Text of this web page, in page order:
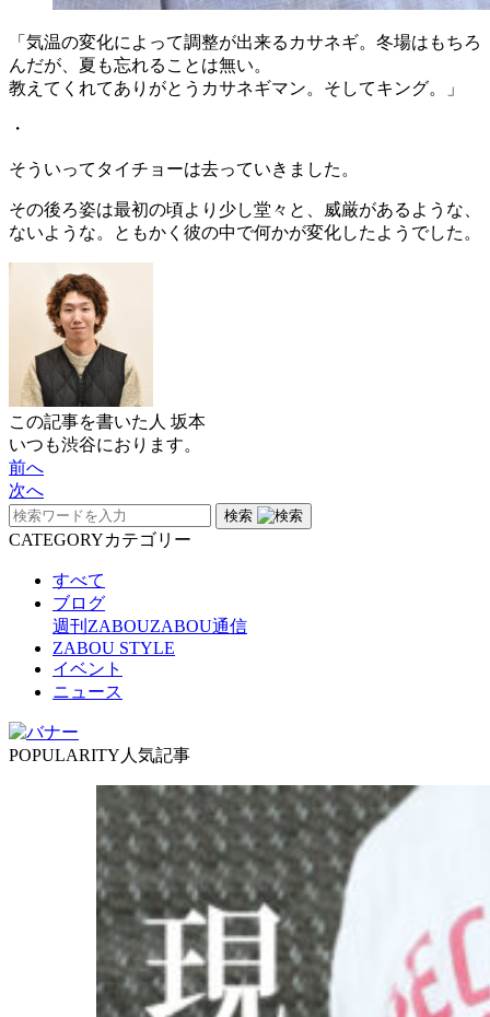
「気温の変化によって調整が出来るカサネギ。冬場はもちろ
んだが、夏も忘れることは無い。
教えてくれてありがとうカサネギマン。そしてキング。」
・
そういってタイチョーは去っていきました。
その後ろ姿は最初の頃より少し堂々と、威厳があるような、
ないような。ともかく彼の中で何かが変化したようでした。
この記事を書いた人 坂本
いつも渋谷におります。
前へ
次へ
検索
CATEGORYカテゴリー
すべて
ブログ
週刊ZABOUZABOU通信
ZABOU STYLE
イベント
ニュース
POPULARITY 人気記事